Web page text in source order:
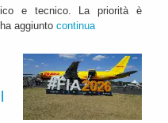
e tecnico. La priorità è
aggiunto continua